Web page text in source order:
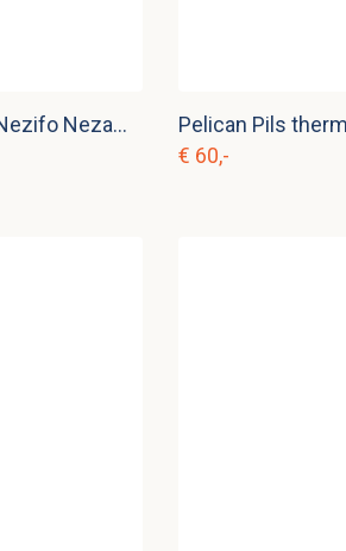
Emaille reclamebord Nezifo Nezam verzekeringen met thermometer
Pelican Pils
€ 60,-